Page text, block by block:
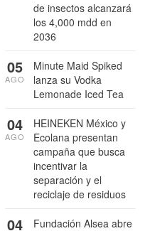
de insectos alcanzará
los 4,000 mdd en
2036
Minute Maid Spiked
lanza su Vodka
Lemonade Iced Tea
05
AGO
HEINEKEN México y
Ecolana presentan
campaña que busca
incentivar la
separación y el
reciclaje de residuos
04
AGO
Fundación Alsea abre
04